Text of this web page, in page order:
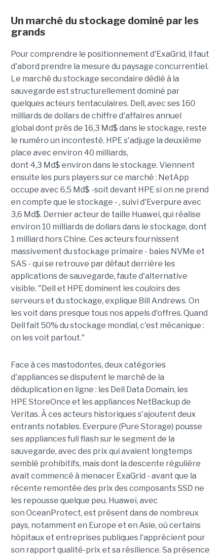
Un marché du stockage dominé par les
grands
Pour comprendre le positionnement d'ExaGrid, il faut
d'abord prendre la mesure du paysage concurrentiel.
Le marché du stockage secondaire dédié à la
sauvegarde est structurellement dominé par
quelques acteurs tentaculaires. Dell, avec ses 160
milliards de dollars de chiffre d'affaires annuel
global dont près de 16,3 Md$ dans le stockage, reste
le numéro un incontesté. HPE s'adjuge la deuxième
place avec environ 40 milliards,
dont 4,3 Md$ environ dans le stockage. Viennent
ensuite les purs players sur ce marché : NetApp
occupe avec 6,5 Md$ -soit devant HPE si on ne prend
en compte que le stockage - , suivi d'Everpure avec
3,6 Md$. Dernier acteur de taille Huawei, qui réalise
environ 10 milliards de dollars dans le stockage, dont
1 milliard hors Chine. Ces acteurs fournissent
massivement du stockage primaire - baies NVMe et
SAS - qui se retrouve par défaut derrière les
applications de sauvegarde, faute d'alternative
visible. "Dell et HPE dominent les couloirs des
serveurs et du stockage, explique Bill Andrews. On
les voit dans presque tous nos appels d'offres. Quand
Dell fait 50% du stockage mondial, c'est mécanique :
on les voit partout."
Face à ces mastodontes, deux catégories
d'appliances se disputent le marché de la
déduplication en ligne : les Dell Data Domain, les
HPE StoreOnce et les appliances NetBackup de
Veritas. À ces acteurs historiques s'ajoutent deux
entrants notables. Everpure (Pure Storage) pousse
ses appliances full flash sur le segment de la
sauvegarde, avec des prix qui avaient longtemps
semblé prohibitifs, mais dont la descente régulière
avait commencé à menacer ExaGrid - avant que la
récente remontée des prix des composants SSD ne
les repousse quelque peu. Huawei, avec
son OceanProtect, est présent dans de nombreux
pays, notamment en Europe et en Asie, où certains
hôpitaux et entreprises publiques l'apprécient pour
son rapport qualité-prix et sa résilience. Sa présence